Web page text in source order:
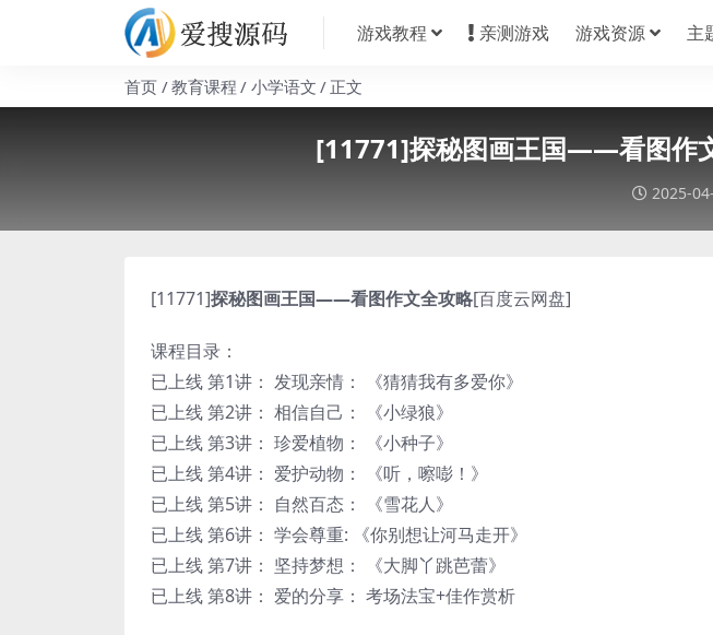
游戏教程 亲测游戏 游戏资源 主
首页 教育课程 小学语文 正文
[11771]探秘图画王国——看图作
2025-
[11771]探秘图画王国——看图作文全攻略[百度云网盘]
课程目录：
已上线 第1讲： 发现亲情： 《猜猜我有多爱你》
已上线 第2讲： 相信自己： 《小绿狼》
已上线 第3讲： 珍爱植物： 《小种子》
已上线 第4讲： 爱护动物： 《听，嚓嘭！》
已上线 第5讲： 自然百态： 《雪花人》
已上线 第6讲： 学会尊重: 《你别想让河马走开》
已上线 第7讲： 坚持梦想： 《大脚丫跳芭蕾》
已上线 第8讲： 爱的分享： 考场法宝+佳作赏析